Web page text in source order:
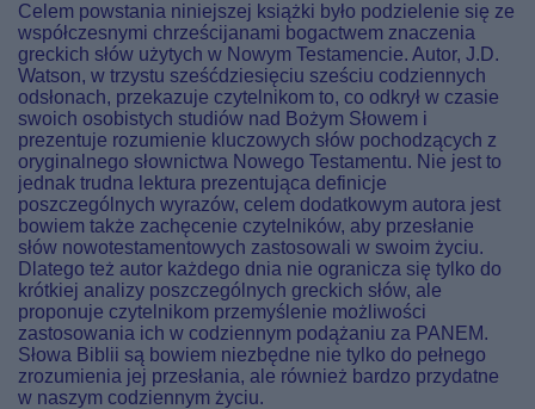
Celem powstania niniejszej książki było podzielenie się ze
współczesnymi chrześcijanami bogactwem znaczenia
greckich słów użytych w Nowym Testamencie. Autor, J.D.
Watson, w trzystu sześćdziesięciu sześciu codziennych
odsłonach, przekazuje czytelnikom to, co odkrył w czasie
swoich osobistych studiów nad Bożym Słowem i
prezentuje rozumienie kluczowych słów pochodzących z
oryginalnego słownictwa Nowego Testamentu. Nie jest to
jednak trudna lektura prezentująca definicje
poszczególnych wyrazów, celem dodatkowym autora jest
bowiem także zachęcenie czytelników, aby przesłanie
słów nowotestamentowych zastosowali w swoim życiu.
Dlatego też autor każdego dnia nie ogranicza się tylko do
krótkiej analizy poszczególnych greckich słów, ale
proponuje czytelnikom przemyślenie możliwości
zastosowania ich w codziennym podążaniu za PANEM.
Słowa Biblii są bowiem niezbędne nie tylko do pełnego
zrozumienia jej przesłania, ale również bardzo przydatne
w naszym codziennym życiu.